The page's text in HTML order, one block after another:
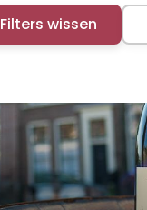
Filters wissen